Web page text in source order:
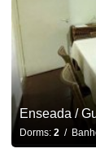
Enseada /
Dorms: 2/